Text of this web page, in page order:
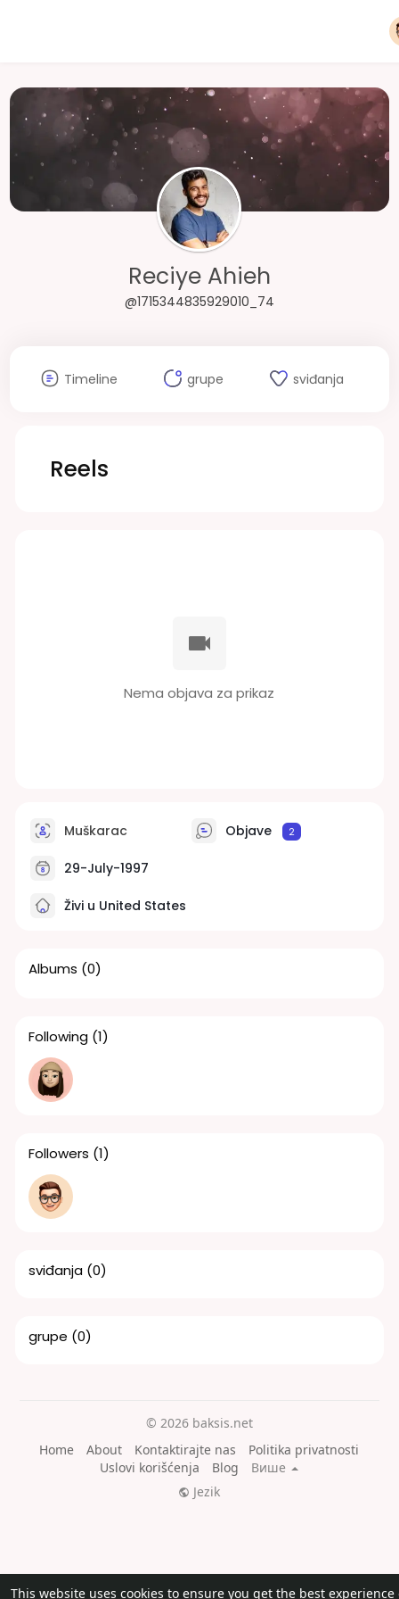
This website uses cookies to ensure you get the best experience
Reciye Ahieh
@1715344835929010_74
Timeline grupe sviđanja
Reels
Nema objava za prikaz
Muškarac Objave 2
29-July-1997
Živi u United States
Albums (0)
Following (1)
Followers (1)
sviđanja (0)
grupe (0)
© 2026 baksis.net
Home
About Kontaktirajte nas
Politika privatnosti
Uslovi korišćenja
Blog
Више
Jezik